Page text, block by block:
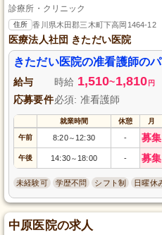
診療所・クリニック
住所 香川県木田郡三木町下高岡1464-12
医療法人社団 きただい医院
きただい医院の准看護師の
給与 時給 1,510~1,810 円
応募要件必須: 准看護師
就業時間 休憩 月
午前 8:20～ 12:30 - 募集
午後 14:30～ 18:00 - 募集
未経験可 学歴不問 シフト制 日曜休
中原医院の求人